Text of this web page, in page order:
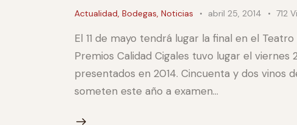
Actualidad, Bodegas, Noticias abril 25, 2014 712
El 11 de mayo tendrá lugar la final en el
Premios Calidad Cigales tuvo lugar el
presentados en 2014. Cincuenta y dos vinos
someten este año a examen…